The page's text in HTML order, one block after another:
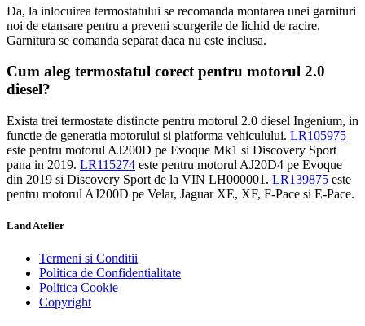
Da, la inlocuirea termostatului se recomanda montarea unei garnituri
noi de etansare pentru a preveni scurgerile de lichid de racire.
Garnitura se comanda separat daca nu este inclusa.
Cum aleg termostatul corect pentru motorul 2.0
diesel?
Exista trei termostate distincte pentru motorul 2.0 diesel Ingenium, in
functie de generatia motorului si platforma vehiculului. LR105975
este pentru motorul AJ200D pe Evoque Mk1 si Discovery Sport
pana in 2019. LR115274 este pentru motorul AJ20D4 pe Evoque
din 2019 si Discovery Sport de la VIN LH000001. LR139875 este
pentru motorul AJ200D pe Velar, Jaguar XE, XF, F-Pace si E-Pace.
Land Atelier
Termeni si Conditii
Politica de Confidentialitate
Politica Cookie
Copyright